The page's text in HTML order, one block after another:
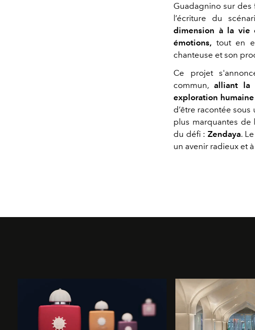
Guadagnino sur des
l’écriture du
dimension à la vie
émotions, tout en
chanteuse et son
Ce projet
commun,alliant la
exploration
d’être racontée
plus marquantes de
du défi :Zendaya.
un avenir radieux et